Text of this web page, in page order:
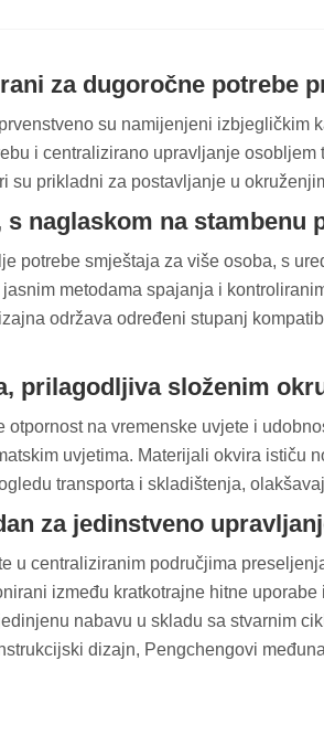
za dugoročne potrebe
su namijenjeni
i centralizirano upravljanje
su prikladni za postavljanje u
naglaskom na stambenu
potrebe smještaja za više osoba, s
metodama spajanja i
održava određeni stupanj
prilagodljiva složenim
na vremenske uvjete i
uvjetima. Materijali okvira
transporta i skladištenja,
za jedinstveno
u centraliziranim područjima
između kratkotrajne hitne
nabavu u skladu sa stvarnim
dizajn, Pengchengovi